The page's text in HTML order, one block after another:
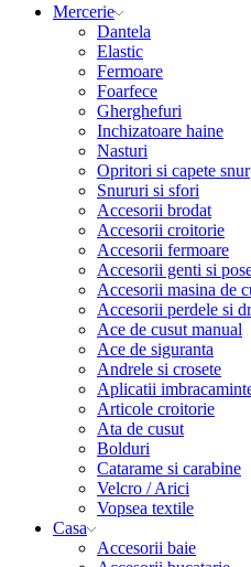
Mercerie
Dantela
Elastic
Fermoare
Foarfece
Gherghefuri
Inchizatoare haine
Nasturi
Opritori si capete snur
Snururi si sfori
Accesorii brodat
Accesorii croitorie
Accesorii fermoare
Accesorii genti si
Accesorii masina de
Accesorii perdele si
Ace de cusut manual
Ace de siguranta
Andrele si crosete
Aplicatii
Articole croitorie
Ata de cusut
Bolduri
Catarame si carabine
Velcro / Arici
Vopsea textile
Casa
Accesorii baie